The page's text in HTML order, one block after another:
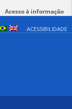
Acesso à informação
ACESSIBILIDADE